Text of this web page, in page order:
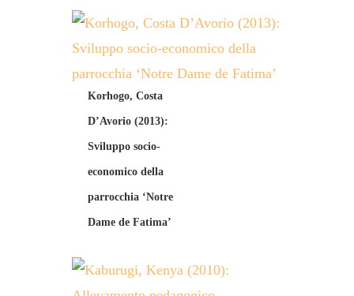
Korhogo, Costa
D’Avorio (2013):
Sviluppo socio-
economico della
parrocchia ‘Notre
Dame de Fatima’